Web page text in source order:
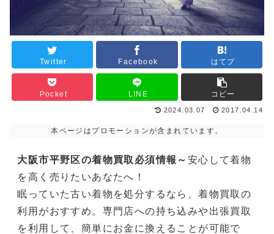
Twitter Facebook はてブ
Pocket LINE コピー
2024.03.07 2017.04.14
本ページはプロモーションが含まれています。
大阪市平野区の着物買取必須情報～ 安心して着物
を高く売りたいあなたへ！
眠っていた古い着物を処分するなら、着物買取の
利用がおすすめ。専門店への持ち込みや出張買取
を利用して、簡単にお金に換えることが可能で